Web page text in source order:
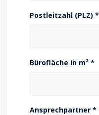
Postleitzahl (PLZ) *
Bürofläche in m² *
Ansprechpartner *